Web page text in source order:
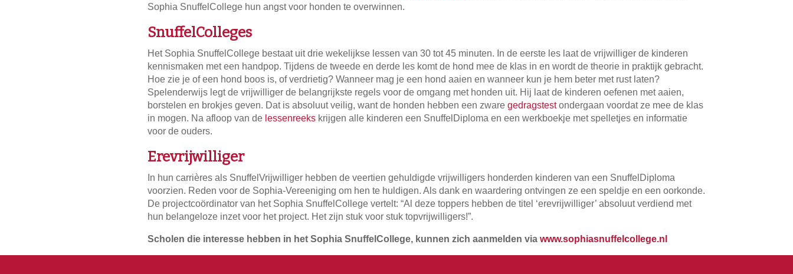
Sophia SnuffelCollege hun angst voor honden te overwinnen.
SnuffelColleges
Het Sophia SnuffelCollege bestaat uit drie wekelijkse lessen van 30 tot 45 minuten. In de eerste les laat de vrijwilliger de kinderen
kennismaken met een handpop. Tijdens de tweede en derde les komt de hond mee de klas in en wordt de theorie in praktijk gebracht.
Hoe zie je of een hond boos is, of verdrietig? Wanneer mag je een hond aaien en wanneer kun je hem beter met rust laten?
Spelenderwijs legt de vrijwilliger de belangrijkste regels voor de omgang met honden uit. Hij laat de kinderen oefenen met aaien,
borstelen en brokjes geven. Dat is absoluut veilig, want de honden hebben een zwaregedragstestondergaan voordat ze mee de klas
in mogen. Na afloop van de lessenreeks krijgen alle kinderen een SnuffelDiploma en een werkboekje met spelletjes en informatie
voor de ouders.
Erevrijwilliger
In hun carrières als SnuffelVrijwilliger hebben de veertien gehuldigde vrijwilligers honderden kinderen van een SnuffelDiploma
voorzien. Reden voor de Sophia-Vereeniging om hen te huldigen. Als dank en waardering ontvingen ze een speldje en een oorkonde.
De projectcoördinator van het Sophia SnuffelCollege vertelt: “Al deze toppers hebben de titel ‘erevrijwilliger’ absoluut verdiend met
hun belangeloze inzet voor het project. Het zijn stuk voor stuk topvrijwilligers!”.
Scholen die interesse hebben in het Sophia SnuffelCollege, kunnen zich aanmelden viawww.sophiasnuffelcollege.nl